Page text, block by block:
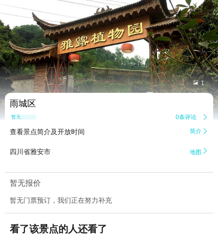
 1
雨城区
暂无点评 0条评论 
查看景点简介及开放时间 简介 
四川省雅安市 地图 
暂无报价
暂无门票预订，我们正在努力补充
看了该景点的人还看了